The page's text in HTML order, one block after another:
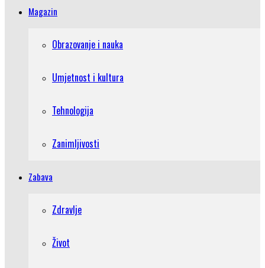
Magazin
Obrazovanje i nauka
Umjetnost i kultura
Tehnologija
Zanimljivosti
Zabava
Zdravlje
Život